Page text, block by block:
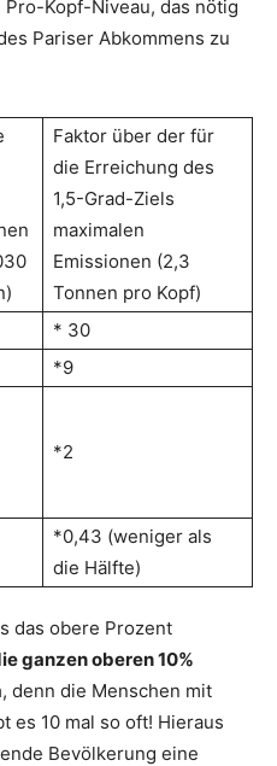
Kopf-Niveau, das nötig
Pariser Abkommens zu
Faktor über der für
die Erreichung des
1,5-Grad-Ziels
maximalen
Emissionen (2,3
Tonnen pro Kopf)
* 30
*9
*2
*0,43 (weniger als
die Hälfte)
das obere Prozent
ganzen oberen 10%
, denn die Menschen mit
es 10 mal so oft! Hieraus
Bevölkerung eine